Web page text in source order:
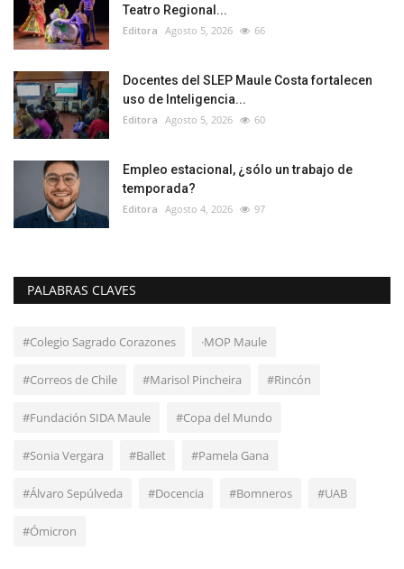
Teatro Regional...
Editora Agosto 5, 2026 66
Docentes del SLEP Maule Costa fortalecen
uso de Inteligencia...
Editora Agosto 5, 2026 60
Empleo estacional, ¿sólo un trabajo de
temporada?
Editora Agosto 4, 2026 97
PALABRAS CLAVES
#Colegio Sagrado Corazones ·MOP Maule
#Correos de Chile #Marisol Pincheira #Rincón
#Fundación SIDA Maule #Copa del Mundo
#Sonia Vergara #Ballet #Pamela Gana
#Álvaro Sepúlveda #Docencia #Bomneros #UAB
#Ómicron